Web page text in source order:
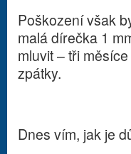
Poškození však
malá dírečka 1
mluvit – tři
zpátky.
Dnes vím, jak je